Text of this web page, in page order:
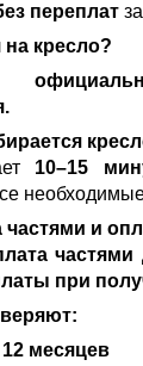
переплат
на кресло?
10–15
частями и
при
месяцев